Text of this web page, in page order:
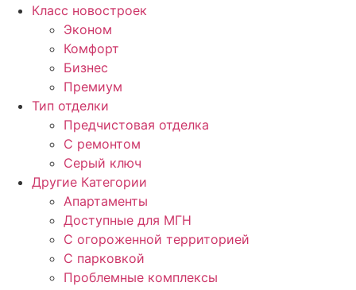
Класс новостроек
Эконом
Комфорт
Бизнес
Премиум
Тип отделки
Предчистовая отделка
С ремонтом
Серый ключ
Другие Категории
Апартаменты
Доступные для МГН
С огороженной территорией
С парковкой
Проблемные комплексы